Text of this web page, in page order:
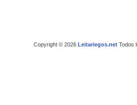
Copyright © 2026 Leitariegos.netTodos